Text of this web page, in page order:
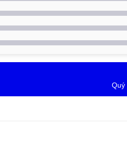
Quý